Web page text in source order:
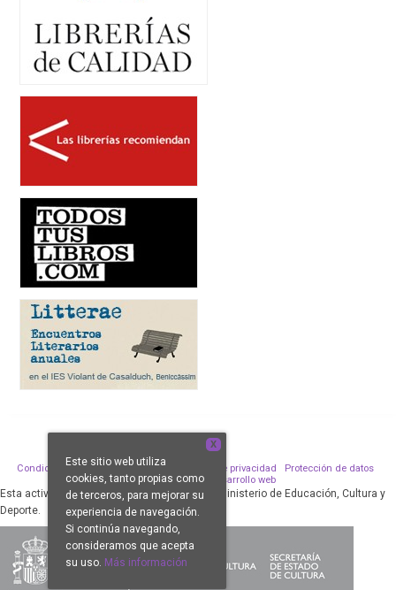
Condiciones de venta Aviso legal Política de privacidad
Protección de datos
Política de Cookies
Desarrollo web
Esta actividad ha sido subvencionada por el Ministerio de Educación, Cultura y
Deporte.
X
Este sitio web utiliza
cookies, tanto propias como
de terceros, para mejorar su
experiencia de navegación.
Si continúa navegando,
consideramos que acepta
su uso. Más información